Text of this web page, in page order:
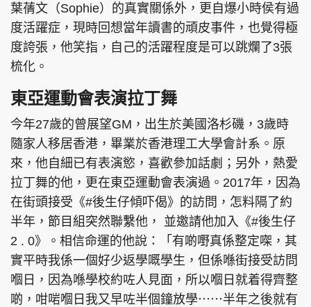
葉蒨文（Sophie）的真實關係外，更自爆小時侯有過
度活躍症，現時回想當年讀書的頑皮事件，也覺得極
度誇張，他笑指，自己的活躍程度是可以跳爛了3張
梳化。
東亞運動會表演拉丁舞
今年27歲的曾展望GM，出生於美國洛杉磯，3歲時
隨家人移居香港，畢業於香港理工大學會計系。原
來，他自細已有表演慾，喜歡參加話劇；另外，熱愛
拉丁舞的他，更在東亞運動會表演過。2017年，因為
在街頭接受《#後生仔傾吓偈》的訪問，怎料隔了約
半年，節目組突然聯繫他， 並邀請他加入《#後生仔
2 . 0》。相信命運的他說：「有啲嘢真係整定㗎，其
實平時我係一個好少返學嘅學生，但係喺街接受訪問
嗰日，因為喺學校約咗人見面，所以嗰日就着得齊整
啲，咁啱嗰日我又早咗半個鐘放學⋯⋯半年之後就有